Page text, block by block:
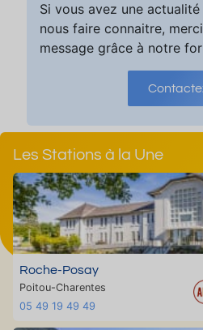
Si vous avez une
nous faire connaitre,
message grâce à notre
Les Stations à la Une
Roche-Posay
Poitou-Charentes
05 49 19 49 49